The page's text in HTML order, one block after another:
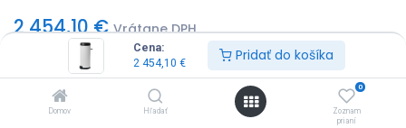
Cena:
2 454,10 € Pridať do košíka
Domov Hľadať
0
Zoznam
prianí
2 454,10€ Vrátane DPH